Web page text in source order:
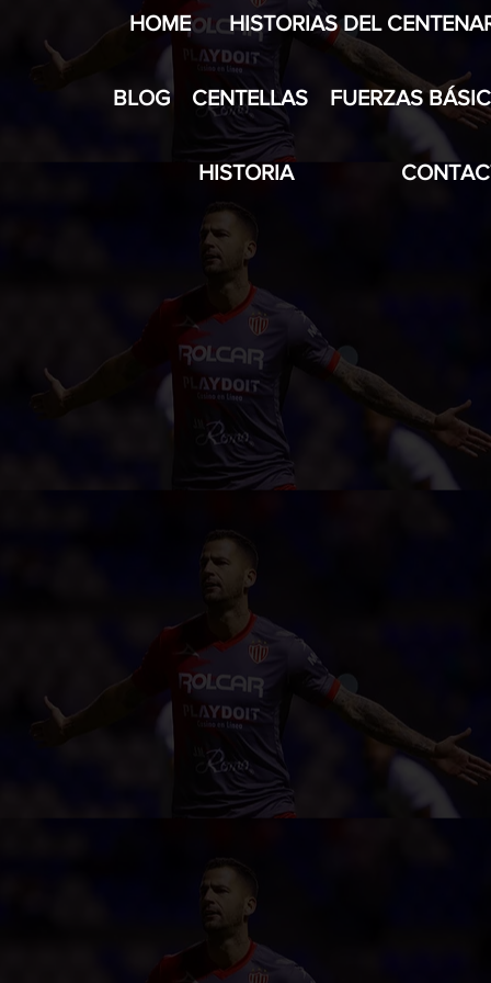
HOME HISTORIAS DEL
BLOG CENTELLAS FUERZAS
HISTORIA